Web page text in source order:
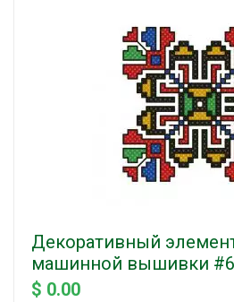
Декоративный
машинной вышивки
$ 0.00